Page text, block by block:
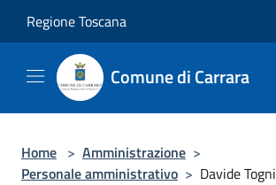
Regione Toscana
Comune di Carrara
Home > Amministrazione >
Personale amministrativo > Davide Togni